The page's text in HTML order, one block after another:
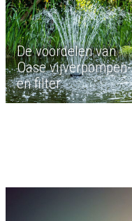
De voordelen van
Oase vijverpompen-
en filter